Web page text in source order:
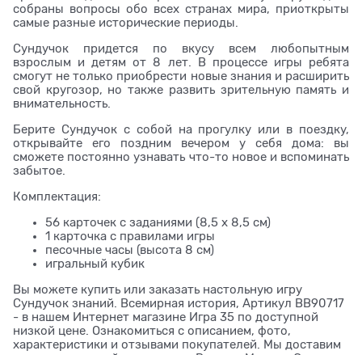
собраны вопросы обо всех странах мира, приоткрыты
самые разные исторические периоды.
Сундучок придется по вкусу всем любопытным
взрослым и детям от 8 лет. В процессе игры ребята
смогут не только приобрести новые знания и расширить
свой кругозор, но также развить зрительную память и
внимательность.
Берите Сундучок с собой на прогулку или в поездку,
открывайте его поздним вечером у себя дома: вы
сможете постоянно узнавать что-то новое и вспоминать
забытое.
Комплектация:
56 карточек с заданиями (8,5 х 8,5 см)
1 карточка с правилами игры
песочные часы (высота 8 см)
игральный кубик
Вы можете купить или заказать настольную игру
Сундучок знаний. Всемирная история, Артикул BB90717
- в нашем Интернет магазине Игра 35 по доступной
низкой цене. Ознакомиться с описанием, фото,
характеристики и отзывами покупателей. Мы доставим